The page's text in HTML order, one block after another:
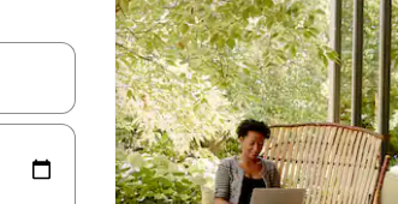
je een keuze met je de pijltjestoetsen omhoog